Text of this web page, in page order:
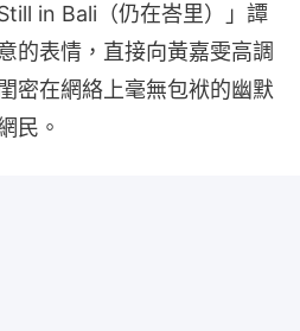
in Bali（仍在峇里）」譚
的表情，直接向黃嘉雯高調
密在網絡上毫無包袱的幽默
民。